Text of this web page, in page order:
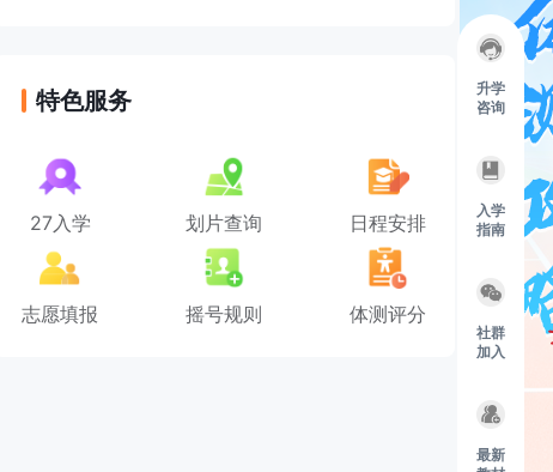
升学
咨询
入学
指南
社群
加入
最新
特色服务
27入学 划片查询 日程安排
志愿填报 摇号规则 体测评分